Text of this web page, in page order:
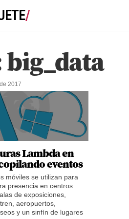
/
big_data
2017
Lambda en
eventos
móviles se utilizan para
presencia en centros
de exposiciones,
aeropuertos,
y un sinfín de lugares